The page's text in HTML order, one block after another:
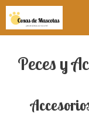
Saltar
al
contenido
Peces y